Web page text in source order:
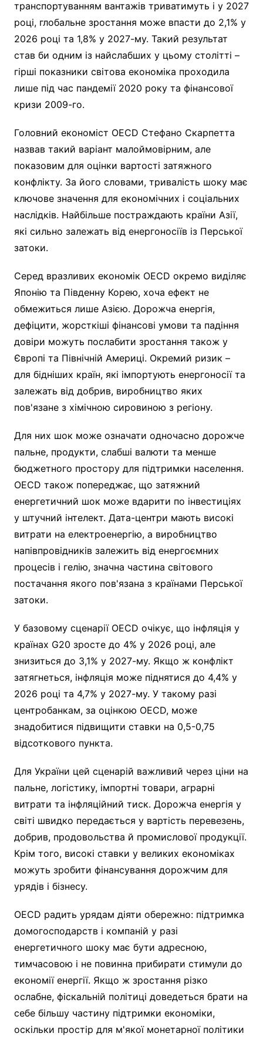
транспортуванням вантажів триватимуть і у 2027
році, глобальне зростання може впасти до 2,1% у
2026 році та 1,8% у 2027-му. Такий результат
став би одним із найслабших у цьому столітті –
гірші показники світова економіка проходила
лише під час пандемії 2020 року та фінансової
кризи 2009-го.
Головний економіст OECD Стефано Скарпетта
назвав такий варіант малоймовірним, але
показовим для оцінки вартості затяжного
конфлікту. За його словами, тривалість шоку має
ключове значення для економічних і соціальних
наслідків. Найбільше постраждають країни Азії,
які сильно залежать від енергоносіїв із Перської
затоки.
Серед вразливих економік OECD окремо виділяє
Японію та Південну Корею, хоча ефект не
обмежиться лише Азією. Дорожча енергія,
дефіцити, жорсткіші фінансові умови та падіння
довіри можуть послабити зростання також у
Європі та Північній Америці. Окремий ризик –
для бідніших країн, які імпортують енергоносії та
залежать від добрив, виробництво яких
пов'язане з хімічною сировиною з регіону.
Для них шок може означати одночасно дорожче
пальне, продукти, слабші валюти та менше
бюджетного простору для підтримки населення.
OECD також попереджає, що затяжний
енергетичний шок може вдарити по інвестиціях
у штучний інтелект. Дата-центри мають високі
витрати на електроенергію, а виробництво
напівпровідників залежить від енергоємних
процесів і гелію, значна частина світового
постачання якого пов'язана з країнами Перської
затоки.
У базовому сценарії OECD очікує, що інфляція у
країнах G20 зросте до 4% у 2026 році, але
знизиться до 3,1% у 2027-му. Якщо ж конфлікт
затягнеться, інфляція може піднятися до 4,4% у
2026 році та 4,7% у 2027-му. У такому разі
центробанкам, за оцінкою OECD, може
знадобитися підвищити ставки на 0,5-0,75
відсоткового пункта.
Для України цей сценарій важливий через ціни на
пальне, логістику, імпортні товари, аграрні
витрати та інфляційний тиск. Дорожча енергія у
світі швидко передається у вартість перевезень,
добрив, продовольства й промислової продукції.
Крім того, високі ставки у великих економіках
можуть зробити фінансування дорожчим для
урядів і бізнесу.
OECD радить урядам діяти обережно: підтримка
домогосподарств і компаній у разі
енергетичного шоку має бути адресною,
тимчасовою і не повинна прибирати стимули до
економії енергії. Якщо ж зростання різко
ослабне, фіскальній політиці доведеться брати на
себе більшу частину підтримки економіки,
оскільки простір для м'якої монетарної політики